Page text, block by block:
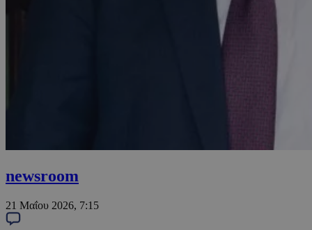
newsroom
21 Μαΐου 2026, 7:15